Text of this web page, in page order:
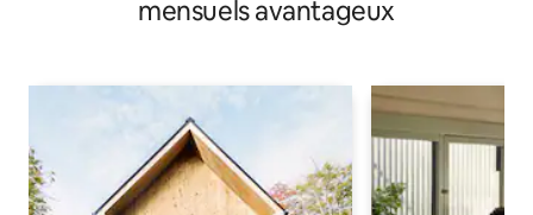
mensuels avantageux